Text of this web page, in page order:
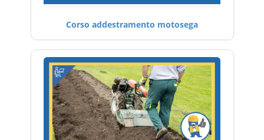
Corso addestramento motosega